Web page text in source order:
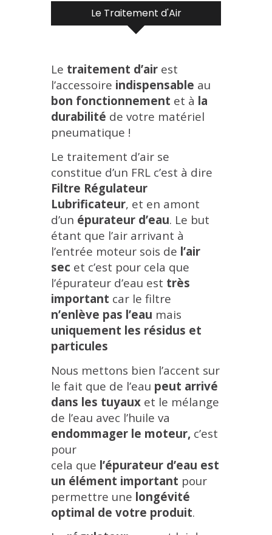
Le Traitement d'Air
Le traitement d’airest
l’accessoire indispensable au
bon fonctionnement et à la
durabilité de votre matériel
pneumatique !
Le traitement d’air se
constitue d’un FRL c’est à dire
Filtre Régulateur
Lubrificateur, et en amont
d’un épurateur d’eau. Le but
étant que l’air arrivant à
l’entrée moteur sois de l’air
sec et c’est pour cela que
l’épurateur d’eau est très
important car le filtre
n’enlève pas l’eau mais
uniquement les résidus et
particules
Nous mettons bien l’accent sur
le fait que de l’eau peut arrivé
dans les tuyauxet le mélange
de l’eau avec l’huile va
endommager le moteur, c’est
pour
cela que l’épurateur d’eau est
un élément important pour
permettre une longévité
optimal de votre produit.